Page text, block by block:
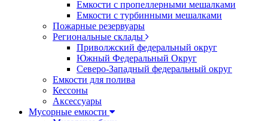
Емкости с пропеллерными мешалками
Емкости с турбинными мешалками
Пожарные резервуары
Региональные склады
Приволжский федеральный округ
Южный Федеральный Округ
Северо-Западный федеральный округ
Емкости для полива
Кессоны
Аксессуары
Мусорные емкости